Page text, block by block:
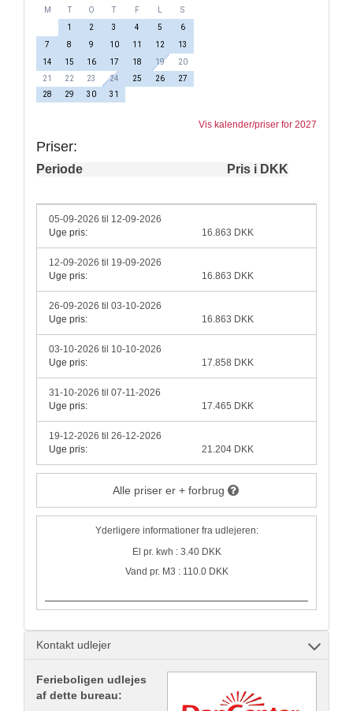
M O F L
S
1
2 3 4 5
6
7
8 9 10 11 12
13
14
15 16 17 18 19
20
21
22 23 24 25 26
27
28
29 30 31
Vis kalender/priser for 2027
Priser:
Periode Pris i DKK
05-09-2026 til 12-09-2026
Uge pris:
16.863 DKK
12-09-2026 til 19-09-2026
Uge pris:
16.863 DKK
26-09-2026 til 03-10-2026
Uge pris:
16.863 DKK
03-10-2026 til 10-10-2026
Uge pris:
17.858 DKK
31-10-2026 til 07-11-2026
Uge pris:
17.465 DKK
19-12-2026 til 26-12-2026
Uge pris:
21.204 DKK
Alle priser er + forbrug
Yderligere informationer fra udlejeren:
El pr. kwh : 3.40 DKK
Vand pr. M3 : 110.0 DKK
Kontakt udlejer
Ferieboligen udlejes
af dette bureau: